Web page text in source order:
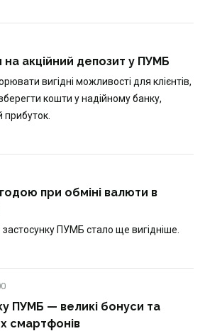
на акційний депозит у ПУМБ
вигідні можливості для клієнтів,
кошти у надійному банку,
прибуток.
при обміні валюти в
ПУМБ стало ще вигідніше.
ПУМБ — великі бонуси та
смартфонів